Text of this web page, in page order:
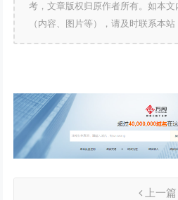
考，文章版权归原作者所有。如本
（内容、图片等），请及时联系本
上一篇